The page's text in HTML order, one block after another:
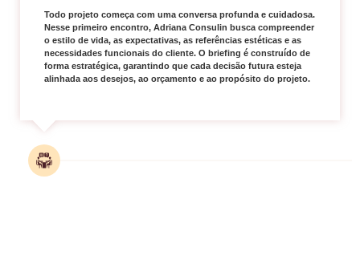
Todo projeto começa com uma conversa profunda e cuidadosa.
Nesse primeiro encontro, Adriana Consulin busca compreender
o estilo de vida, as expectativas, as referências estéticas e as
necessidades funcionais do cliente. O briefing é construído de
forma estratégica, garantindo que cada decisão futura esteja
alinhada aos desejos, ao orçamento e ao propósito do projeto.